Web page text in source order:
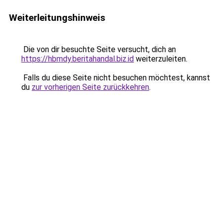
Weiterleitungshinweis
Die von dir besuchte Seite versucht, dich an
https://hbmdy.beritahandal.biz.id weiterzuleiten.
Falls du diese Seite nicht besuchen möchtest, kannst
du zur vorherigen Seite zurückkehren.